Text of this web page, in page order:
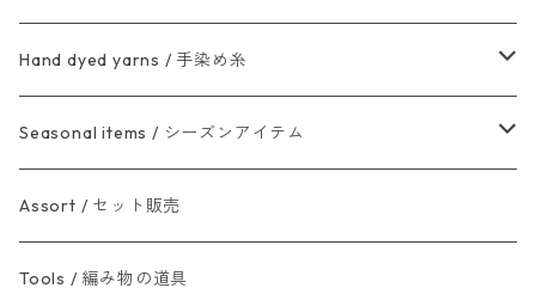
2ply・3ply / 双糸など
Art yarns / アートヤーン
skein / カセ
card / カード巻
Other / その他
Hand dyed yarns / 手染め糸
Sock yarn / ソックヤーン
Wool yarn / ウール
Fancy yarn /素材糸
Seasonal items / シーズンアイテム
Halloween / ハロウィン
Holiday season / クリスマス・新年
Assort / セット販売
Tools / 編み物の道具